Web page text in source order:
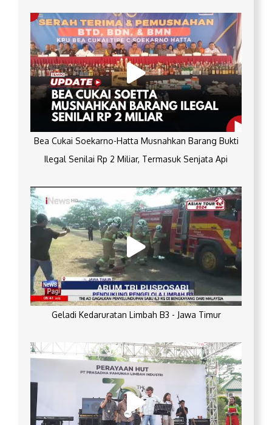
Bea Cukai Soekarno-Hatta Musnahkan Barang Bukti
Ilegal Senilai Rp 2 Miliar, Termasuk Senjata Api
Geladi Kedaruratan Limbah B3 - Jawa Timur